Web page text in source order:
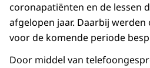
coronapatiënten en de lessen
afgelopen jaar. Daarbij
voor de komende periode
Door middel van